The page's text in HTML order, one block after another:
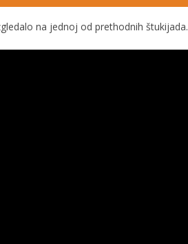
na jednoj od prethodnih štukijada.